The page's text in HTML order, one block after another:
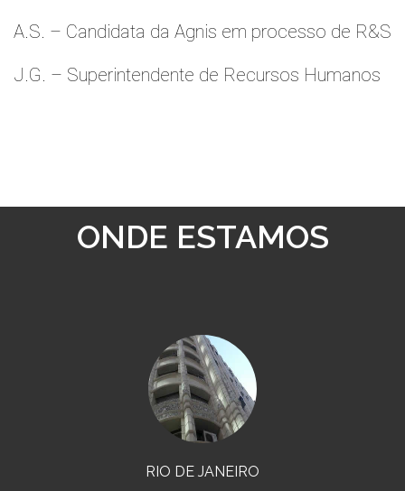
A.S. – Candidata da Agnis em processo de R&S
J.G. – Superintendente de Recursos Humanos
ONDE ESTAMOS
RIO DE JANEIRO